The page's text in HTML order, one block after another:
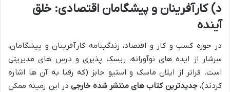
د) کارآفرینان و پیشگامان اقتصادی: خلق
آینده
در حوزه کسب و کار و اقتصاد، زندگینامه کارآفرینان و پیشگامان،
سرشار از ایده های نوآورانه، ریسک پذیری و درس های مدیریتی
است. فراتر از ایلان ماسک و استیو جابز (که رقبا به آن ها اشاره
کردند)،جدیدترین کتاب های منتشر شده خارجیدر این زمینه ممکن